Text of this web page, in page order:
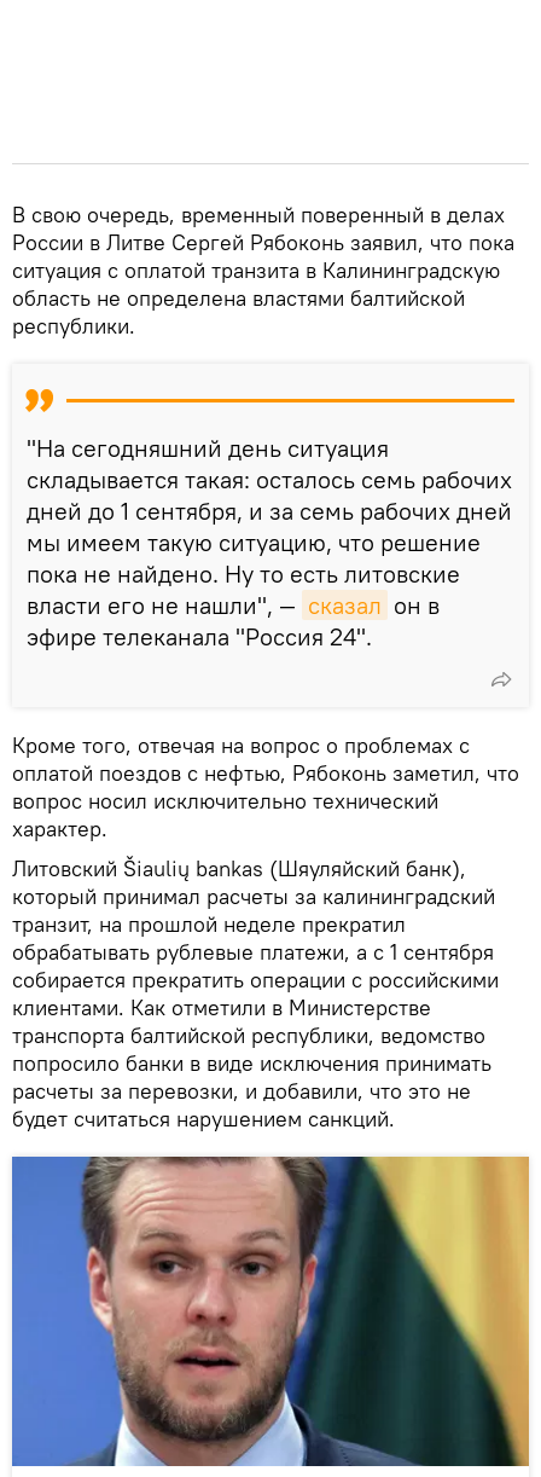
В свою очередь, временный поверенный в делах
России в Литве Сергей Рябоконь заявил, что пока
ситуация с оплатой транзита в Калининградскую
область не определена властями балтийской
республики.
"На сегодняшний день ситуация
складывается такая: осталось семь рабочих
дней до 1 сентября, и за семь рабочих дней
мы имеем такую ситуацию, что решение
пока не найдено. Ну то есть литовские
власти его не нашли", — сказал он в
эфире телеканала "Россия 24".
Кроме того, отвечая на вопрос о проблемах с
оплатой поездов с нефтью, Рябоконь заметил, что
вопрос носил исключительно технический
характер.
Литовский Šiaulių bankas (Шяуляйский банк),
который принимал расчеты за калининградский
транзит, на прошлой неделе прекратил
обрабатывать рублевые платежи, а с 1 сентября
собирается прекратить операции с российскими
клиентами. Как отметили в Министерстве
транспорта балтийской республики, ведомство
попросило банки в виде исключения принимать
расчеты за перевозки, и добавили, что это не
будет считаться нарушением санкций.